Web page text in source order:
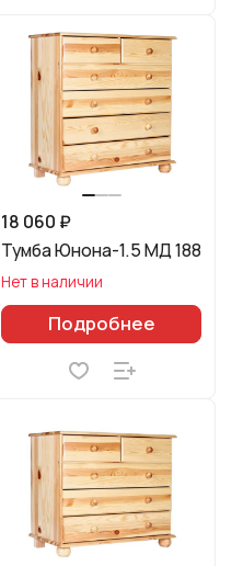
18 060 ₽
Тумба Юнона-1.5 МД 188
Нет в наличии
Подробнее